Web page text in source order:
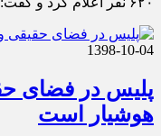
1398-10-04
پلیس در فضای
هوشیار است